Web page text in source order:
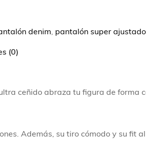
denim, pantalón super ajustado
(0)
ceñido abraza tu figura de forma
Además, su tiro cómodo y su fit